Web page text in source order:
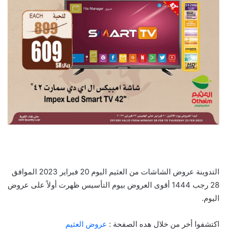
التدوينة عروض الشاشات من العثيم اليوم 20 فبراير 2023 الموافق
28 رجب 1444 أقوى العروض بيوم التأسيس ظهرت أولاً على عروض
اليوم.
اكتشفوا أخر من خلال هده الصفحة : عروض العثيم